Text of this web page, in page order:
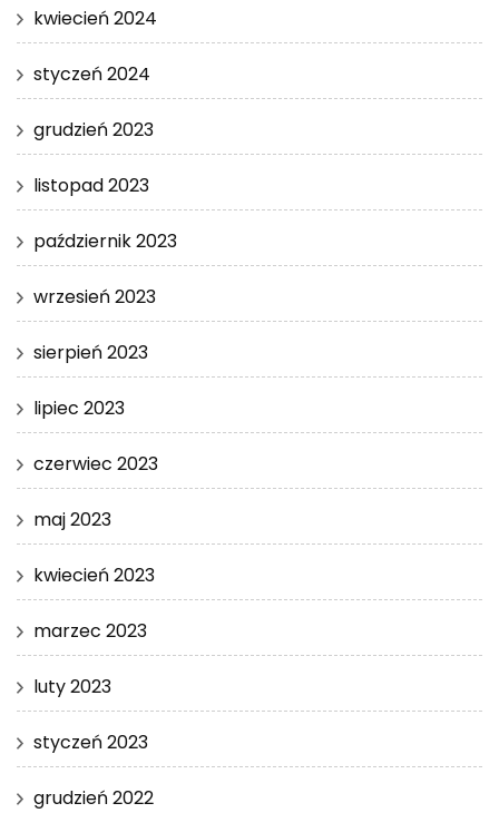
kwiecień 2024
styczeń 2024
grudzień 2023
listopad 2023
październik 2023
wrzesień 2023
sierpień 2023
lipiec 2023
czerwiec 2023
maj 2023
kwiecień 2023
marzec 2023
luty 2023
styczeń 2023
grudzień 2022